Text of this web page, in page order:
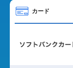
カード